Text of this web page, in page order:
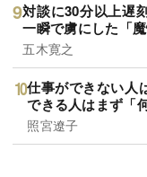
対談に30分以上遅
一瞬で虜にした「
五木寛之
仕事ができない人
できる人はまず「
照宮遼子